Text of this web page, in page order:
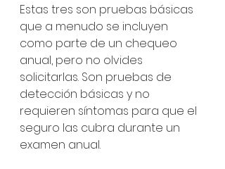
Estas tres son pruebas básicas
que a menudo se incluyen
como parte de un chequeo
anual, pero no olvides
solicitarlas. Son pruebas de
detección básicas y no
requieren síntomas para que el
seguro las cubra durante un
examen anual.